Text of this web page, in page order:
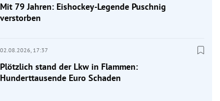
Mit 79 Jahren: Eishockey-Legende Puschnig
verstorben
02.08.2026, 17:37
Plötzlich stand der Lkw in Flammen:
Hunderttausende Euro Schaden